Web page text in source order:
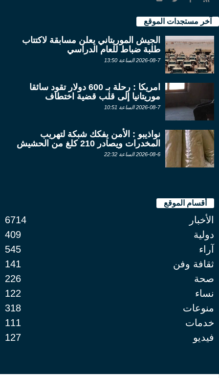
آخر مستجدات الموقع
الجيش الموريتاني يعلن مسابقة لاكتتاب
طلبة ضباط للعام الدراسي
2026-08-7 الساعة 13:50
امريكا : رحلة بـ 600 دولار تقود سائقا
موريتانيا إلى قلب قضية اختطاف
2026-08-7 الساعة 10:51
نواذيبو : الأمن يفكك شبكة لتهريب
المخدرات ويصادر 210 كلغ من الحشيش
2026-08-6 الساعة 22:32
أقسام الموقع
الأخبار
6714
دولية
409
آراء
545
ثقافة وفن
141
صحة
226
نساء
122
منوعات
318
خدمات
111
فيديو
127